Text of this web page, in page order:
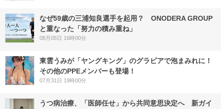
なぜ59歳の三浦知良選手を起用？ ONODERA GROUP
と重なった「努力の積み重ね」
08月05日 16時00分
東雲うみが「ヤングキング」のグラビアで泡まみれに！
その他のPPEメンバーも登場！
07月31日 19時00分
うつ病治療、「医師任せ」から共同意思決定へ 新ガイ